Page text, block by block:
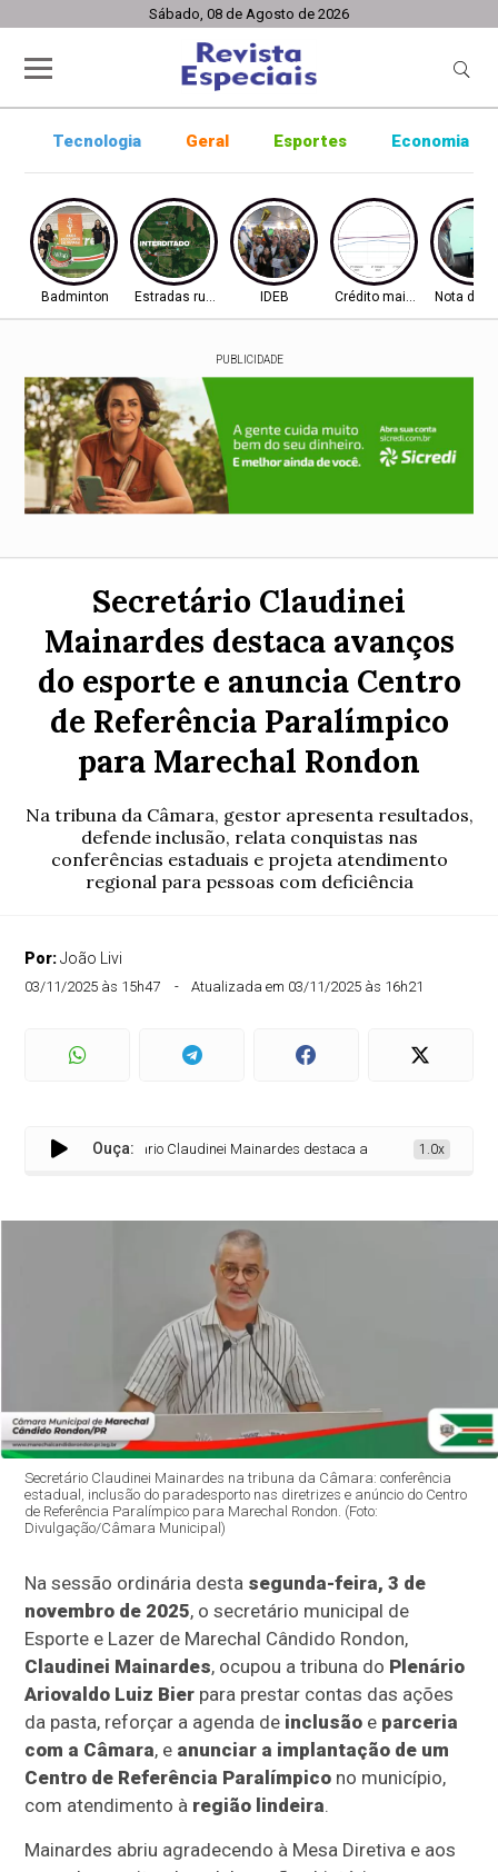
Sábado, 08 de Agosto de 2026
Tecnologia Geral Esportes Economia
Badminton Estradas rurais IDEB Crédito mais difícilNota do
PUBLICIDADE
Secretário Claudinei
Mainardes destaca avanços
do esporte e anuncia Centro
de Referência Paralímpico
para Marechal Rondon
Na tribuna da Câmara, gestor apresenta resultados,
defende inclusão, relata conquistas nas
conferências estaduais e projeta atendimento
regional para pessoas com deficiência
Por:João Livi
03/11/2025 às 15h47 Atualizada em 03/11/2025 às 16h21
Ouça:
Secretário Claudinei Mainardes destaca avanços do esporte e
1.0x
Secretário Claudinei Mainardes na tribuna da Câmara: conferência
estadual, inclusão do paradesporto nas diretrizes e anúncio do Centro
de Referência Paralímpico para Marechal Rondon. (Foto:
Divulgação/Câmara Municipal)
Na sessão ordinária desta segunda-feira, 3 de
novembro de 2025, o secretário municipal de
Esporte e Lazer de Marechal Cândido Rondon,
Claudinei Mainardes, ocupou a tribuna do Plenário
Ariovaldo Luiz Bier para prestar contas das ações
da pasta, reforçar a agenda de inclusão e parceria
com a Câmara, e anunciar a implantação de um
Centro de Referência Paralímpico no município,
com atendimento à região lindeira.
Mainardes abriu agradecendo à Mesa Diretiva e aos